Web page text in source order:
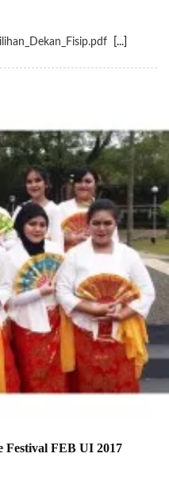
[...]
Festival FEB UI 2017